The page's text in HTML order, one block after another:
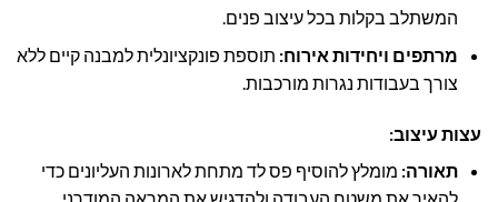
המשתלב בקלות בכל עיצוב פנים.
מרתפים ויחידות אירוח: תוספת פונקציונלית למבנה קיים ללא
צורך בעבודות נגרות מורכבות.
עצות עיצוב:
תאורה: מומלץ להוסיף פס לד מתחת לארונות העליונים כדי